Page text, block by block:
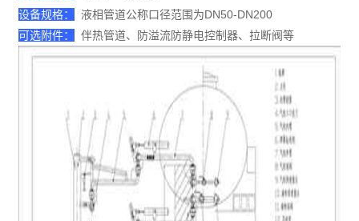
设备规格：
液相管道公称口径范围为DN50-DN200
可选附件：
伴热管道、防溢流防静电控制器、拉断阀等